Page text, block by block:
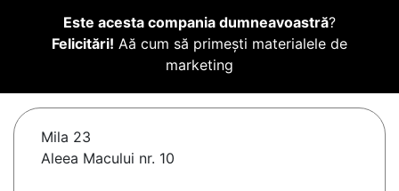
Este acesta compania dumneavoastră?
Felicitări! Aă cum să primești materialele de
marketing
Mila 23
Aleea Macului nr. 10